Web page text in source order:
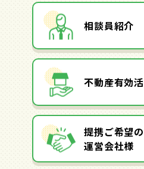
相談員紹介
不動産有効
提携ご希望
運営会社様